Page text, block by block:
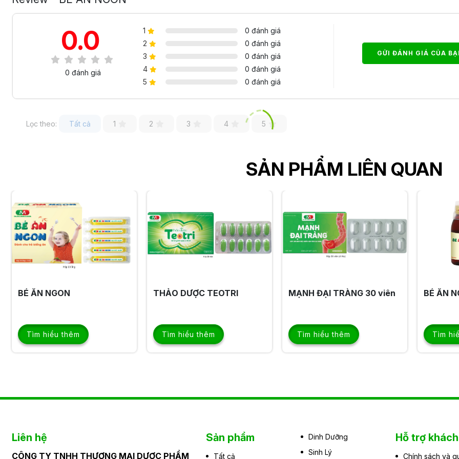
0.0
0 đánh giá
1
0 đánh giá
2
0 đánh giá
3
0 đánh giá
4
0 đánh giá
5
0 đánh giá
GỬI ĐÁNH GIÁ CỦA
Lọc theo: Tất cả 1 2 3 4 5
SẢN PHẨM LIÊN QUAN
THẢO DƯỢC TEOTRI
Tìm hiểu thêm
MẠNH ĐẠI TRÀNG 30 viên
Tìm hiểu thêm
BÉ ĂN NGON
Tìm hiểu thêm
ĂN
Tìm
Liên hệ
CÔNG TY TNHH THƯƠNG MẠI DƯỢC PHẨM
Sản phẩm
Tất cả
Dinh Dưỡng
Sinh Lý
Hỗ trợ
Chính sách và